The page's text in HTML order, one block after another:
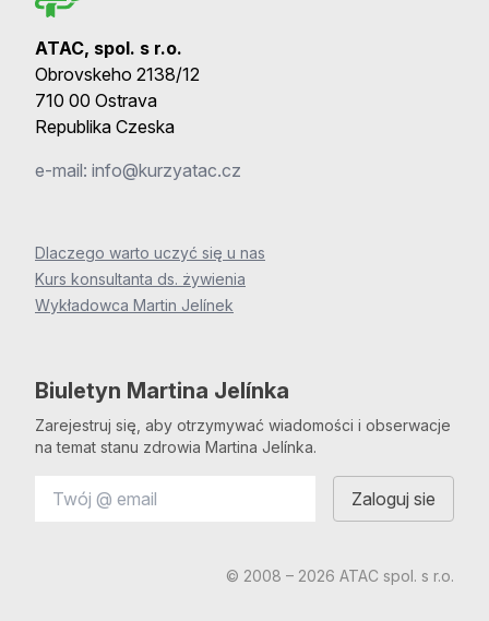
ATAC, spol. s r.o.
Obrovskeho 2138/12
710 00 Ostrava
Republika Czeska
e-mail: info@kurzyatac.cz
Dlaczego warto uczyć się u nas
Kurs konsultanta ds. żywienia
Wykładowca Martin Jelínek
Biuletyn Martina Jelínka
Zarejestruj się, aby otrzymywać wiadomości i obserwacje
na temat stanu zdrowia Martina Jelínka.
© 2008 – 2026 ATAC spol. s r.o.